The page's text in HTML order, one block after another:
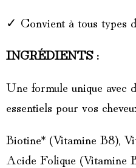
✓ Convient à tous types
INGRÉDIENTS :
Une formule unique avec
essentiels pour vos
Biotine* (Vitamine B8),
Acide Folique (Vitamine